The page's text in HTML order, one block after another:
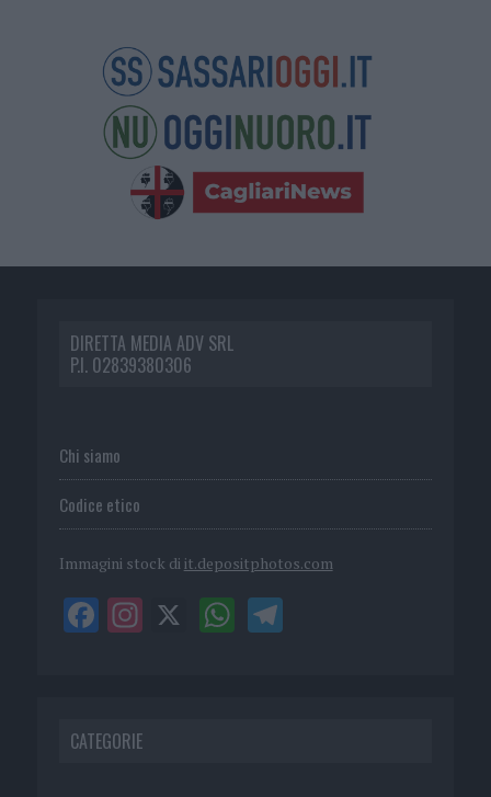
DIRETTA MEDIA ADV SRL
P.I. 02839380306
Chi siamo
Codice etico
Immagini stock di it.depositphotos.com
CATEGORIE